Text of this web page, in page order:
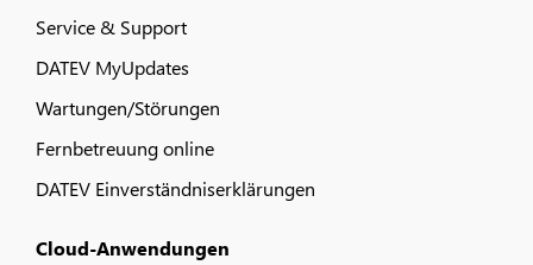
Service & Support
DATEV MyUpdates
Wartungen/Störungen
Fernbetreuung online
DATEV Einverständniserklärungen
Cloud-Anwendungen